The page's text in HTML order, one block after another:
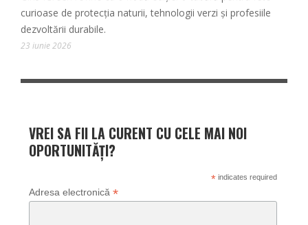
curioase de protecția naturii, tehnologii verzi și profesiile
dezvoltării durabile.
23 iunie 2026
VREI SA FII LA CURENT CU CELE MAI NOI
OPORTUNITĂȚI?
*indicates required
Adresa electronică *